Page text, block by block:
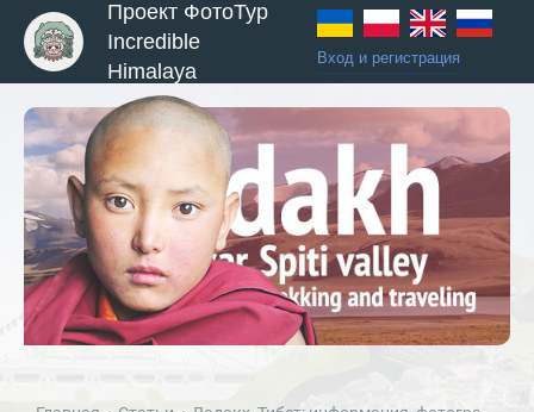
Проект ФотоТур
Incredible
Himalaya
Вход и регистрация